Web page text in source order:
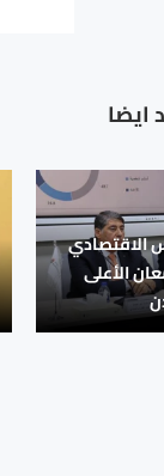
ايضا
الاقتصادي
الأعلى